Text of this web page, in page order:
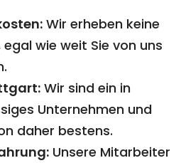
Wir erheben keine
wie weit Sie von uns
Wir sind ein in
Unternehmen und
daher bestens.
Unsere Mitarbeiter